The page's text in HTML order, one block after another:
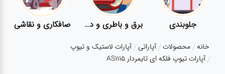
ارتباط
درباره
ما
برق و باطری و دیاگ صافکاری و نقاشی
خانه محصولات آپاراتی آپارات لاستیک و تیوپ
آپارات تیوپ فلکه ای تایمردار AS1115